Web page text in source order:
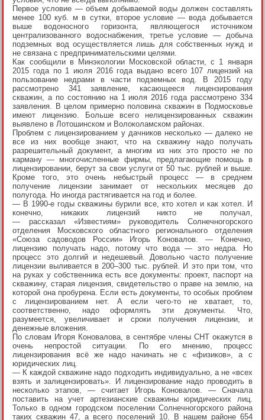
Первое условие — объем добываемой воды должен составлять
менее 100 куб. м в сутки, второе условие — вода добывается
выше водоносного горизонта, являющегося источником
централизованного водоснабжения, третье условие — добыча
подземных вод осуществляется лишь для собственных нужд и
не связана с предпринимательскими целями.
Как сообщили в Минэкологии Московской области, с 1 января
2015 года по 1 июля 2016 года выдано всего 107 лицензий на
пользование недрами в части подземных вод. В 2015 году
рассмотрено 341 заявление, касающееся лицензирования
скважин, а по состоянию на 1 июля 2016 года рассмотрено 334
заявления. В целом примерно половина скважин в Подмосковье
имеют лицензию. Больше всего нелицензированных скважин
выявлено в Лотошинском и Волоколамском районах.
Проблем с лицензированием у дачников несколько — далеко не
все из них вообще знают, что на скважину надо получать
разрешительный документ, а многим из них это просто не по
карману — многочисленные фирмы, предлагающие помощь в
лицензировании, берут за свои услуги от 50 тыс. рублей и выше.
Кроме того, это очень небыстрый процесс — в среднем
получение лицензии занимает от нескольких месяцев до
полугода. Но иногда растягивается на год и более.
— В 1990-е годы скважины бурили все, кто хотел и как хотел. И
конечно, никаких лицензий никто не получал,
— рассказал «Известиям» руководитель Солнечногорского
отделения Московского областного регионального отделения
«Союза садоводов России» Игорь Коновалов. — Конечно,
лицензию получать надо, потому что вода — это недра. Но
процесс это долгий и недешевый. Довольно часто получение
лицензии выливается в 200–300 тыс. рублей. И это при том, что
на руках у собственника есть все документы: проект, паспорт на
скважину, старая лицензия, свидетельство о праве на землю, на
которой она пробурена. Если есть документы, то особых проблем
с лицензированием нет. А если чего-то не хватает, то,
соответственно, надо оформлять эти документы. Что,
разумеется, увеличивает и сроки получения лицензии, и
денежные вложения.
По словам Игоря Коновалова, в сентябре члены СНТ окажутся в
очень непростой ситуации. По его мнению, процесс
лицензирования всё же надо начинать не с «физиков», а с
юридических лиц.
— К каждой скважине надо подходить индивидуально, а не «всех
взять и залицензировать». И лицензирование надо проводить в
несколько этапов, — считает Игорь Коновалов. — Сначала
поставить на учет артезианские скважины юридических лиц.
Только в одном городском поселении Солнечногорского района
таких скважин 47, а всего поселений 10. В нашем районе 654